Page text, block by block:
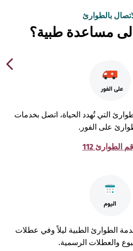
بالطوارئ
مساعدة طبية؟
تُهدد الحياة، اتصل بخدمات
على الفور.
112
الطبية ليلاً وفي عطلات
والعطلات الرسمية.